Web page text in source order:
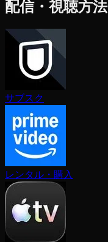
配信・視聴方法
サブスク
レンタル・購入